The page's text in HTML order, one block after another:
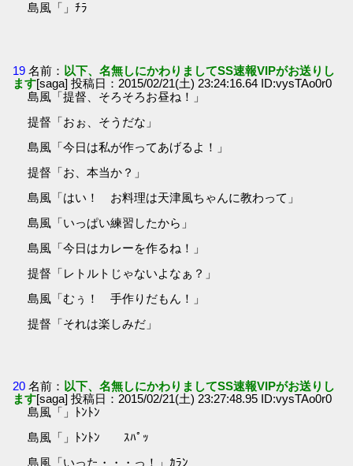
島風「」ﾁﾗ
19 名前： 以下、名無しにかわりましてSS速報VIPがお送りし
ます[saga] 投稿日：2015/02/21(土) 23:24:16.64 ID:vysTAo0r0
島風「提督、そろそろお昼ね！」
提督「おぉ、そうだな」
島風「今日は私が作ってあげるよ！」
提督「お、本当か？」
島風「はい！ お料理は天津風ちゃんに教わって」
島風「いっぱい練習したから」
島風「今日はカレーを作るね！」
提督「レトルトじゃないよなぁ？」
島風「むぅ！ 手作りだもん！」
提督「それは楽しみだ」
20 名前： 以下、名無しにかわりましてSS速報VIPがお送りし
ます[saga] 投稿日：2015/02/21(土) 23:27:48.95 ID:vysTAo0r0
島風「」ﾄﾝﾄﾝ
島風「」ﾄﾝﾄﾝ ｽﾊﾟｯ
島風「いった・・・っ！」ｶﾗﾝ